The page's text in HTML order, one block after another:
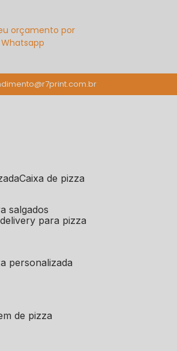
orçamento por
Whatsapp
caixa de pizza
salgados
delivery para pizza
personalizada
de pizza